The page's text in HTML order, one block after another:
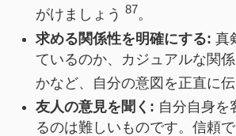
がけましょう 87。
求める関係性を明確にする: 真
ているのか、カジュアルな関
かなど、自分の意図を正直に
友人の意見を聞く: 自分自身を
るのは難しいものです。信頼